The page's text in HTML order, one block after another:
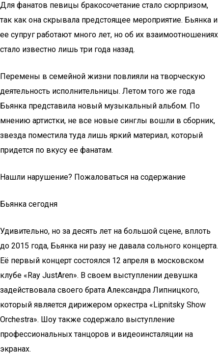
Для фанатов певицы бракосочетание стало сюрпризом,
так как она скрывала предстоящее мероприятие. Бьянка и
ее супруг работают много лет, но об их взаимоотношениях
стало известно лишь три года назад.
Перемены в семейной жизни повлияли на творческую
деятельность исполнительницы. Летом того же года
Бьянка представила новый музыкальный альбом. По
мнению артистки, не все новые синглы вошли в сборник,
звезда поместила туда лишь яркий материал, который
придется по вкусу ее фанатам.
Нашли нарушение? Пожаловаться на содержание
Бьянка сегодня
Удивительно, но за десять лет на большой сцене, вплоть
до 2015 года, Бьянка ни разу не давала сольного концерта.
Её первый концерт состоялся 12 апреля в московском
клубе «Ray JustAren». В своем выступлении девушка
задействовала своего брата Александра Липницкого,
который является дирижером оркестра «Lipnitsky Show
Orchestra». Шоу также содержало выступление
профессиональных танцоров и видеоинсталяции на
экранах.